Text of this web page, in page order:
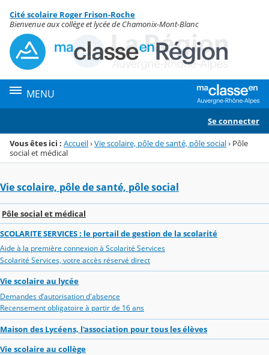
Menu de la rubrique
Contenu
Cité scolaire Roger Frison-Roche
Bienvenue aux collège et lycée de Chamonix-Mont-Blanc
MENU
Se connecter
Vous êtes ici : Accueil›Vie scolaire, pôle de santé, pôle social› Pôle
social et médical
Vie scolaire, pôle de santé, pôle social
Pôle social et médical
SCOLARITE SERVICES : le portail de gestion de la scolarité
Aide à la première connexion à Scolarité Services
Scolarité Services, votre accès réservé direct
Vie scolaire au lycée
Demandes d’autorisation d'absence
Recensement obligatoire à partir de 16 ans
Maison des Lycéens, l'association pour tous les élèves
Vie scolaire au collège